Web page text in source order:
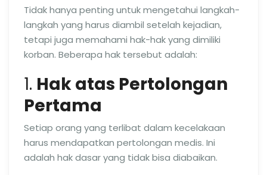
Tidak hanya penting untuk mengetahui langkah-
langkah yang harus diambil setelah kejadian,
tetapi juga memahami hak-hak yang dimiliki
korban. Beberapa hak tersebut adalah:
1. Hak atas Pertolongan
Pertama
Setiap orang yang terlibat dalam kecelakaan
harus mendapatkan pertolongan medis. Ini
adalah hak dasar yang tidak bisa diabaikan.